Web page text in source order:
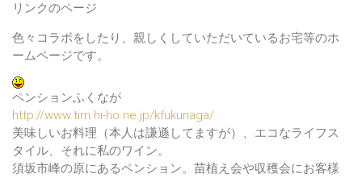
リンクのページ
色々コラボをしたり、親しくしていただいているお宅等のホ
ームページです。
ペンションふくなが
http://www.tim.hi-ho.ne.jp/kfukunaga/
美味しいお料理（本人は謙遜してますが）、エコなライフス
タイル、それに私のワイン。
須坂市峰の原にあるペンション。苗植え会や収穫会にお客様